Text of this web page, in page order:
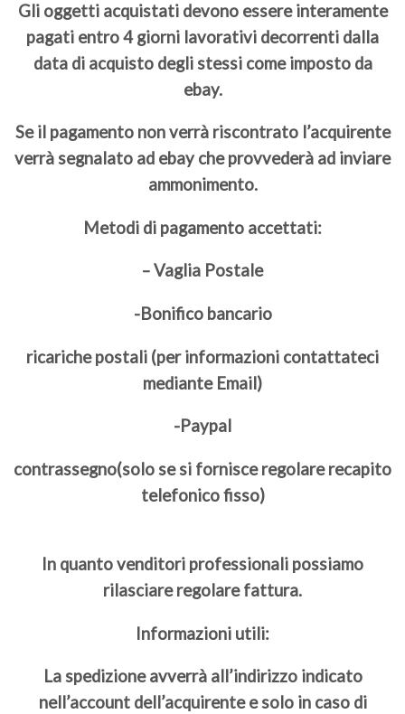
Gli oggetti acquistati devono essere interamente
pagati entro 4 giorni lavorativi decorrenti dalla
data di acquisto degli stessi come imposto da
ebay.
Se il pagamento non verrà riscontrato l’acquirente
verrà segnalato ad ebay che provvederà ad inviare
ammonimento.
Metodi di pagamento accettati:
– Vaglia Postale
-Bonifico bancario
ricariche postali (per informazioni contattateci
mediante Email)
-Paypal
contrassegno(solo se si fornisce regolare recapito
telefonico fisso)
In quanto venditori professionali possiamo
rilasciare regolare fattura.
Informazioni utili:
La spedizione avverrà all’indirizzo indicato
nell’account dell’acquirente e solo in caso di